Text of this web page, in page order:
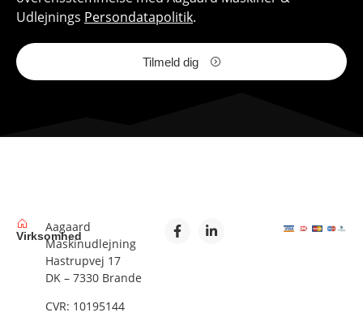
Udlejnings Persondatapolitik.
Tilmeld dig
Virksomhed
Aagaard
Maskinudlejning
Hastrupvej 17
DK – 7330 Brande
CVR: 10195144